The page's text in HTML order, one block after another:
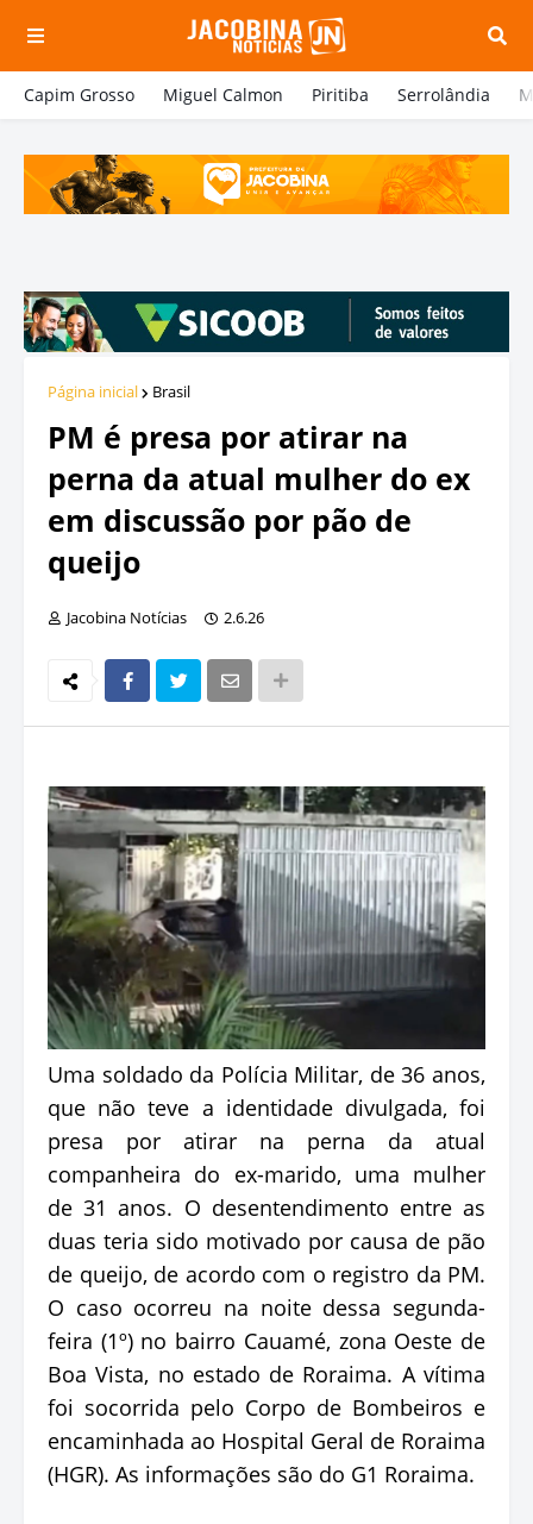
Capim Grosso Miguel Calmon Piritiba Serrolândia
Página inicial Brasil
PM é presa por atirar na
perna da atual mulher do ex
em discussão por pão de
queijo
Jacobina Notícias 2.6.26
Uma soldado da Polícia Militar, de 36 anos,
que não teve a identidade divulgada, foi
presa por atirar na perna da atual
companheira do ex-marido, uma mulher
de 31 anos. O desentendimento entre as
duas teria sido motivado por causa de pão
de queijo, de acordo com o registro da PM.
O caso ocorreu na noite dessa segunda-
feira (1º) no bairro Cauamé, zona Oeste de
Boa Vista, no estado de Roraima. A vítima
foi socorrida pelo Corpo de Bombeiros e
encaminhada ao Hospital Geral de Roraima
(HGR). As informações são do G1 Roraima.